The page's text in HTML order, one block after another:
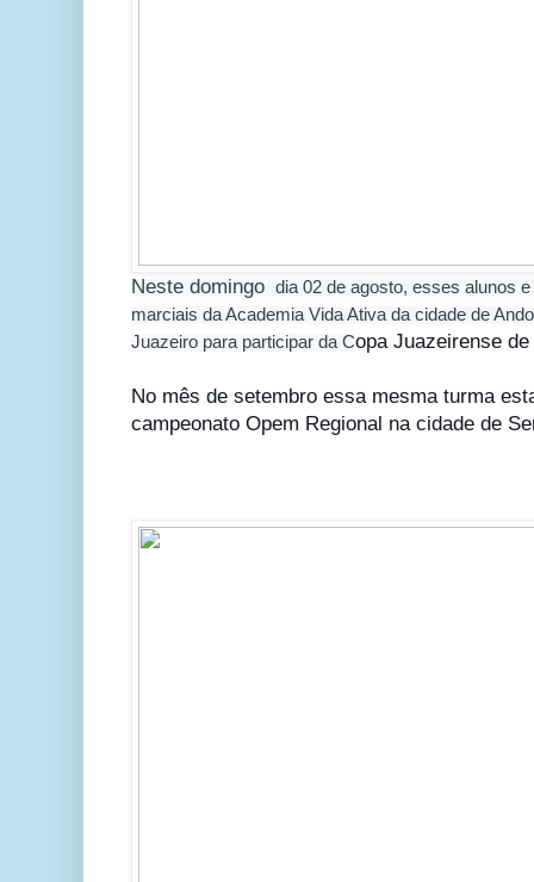
Neste domingo dia 02 de agosto, esses alunos
marciais da Academia Vida Ativa da cidade de
Juazeiro para participar da Copa Juazeirense
No mês de setembro essa mesma turma
campeonato Opem Regional na cidade de